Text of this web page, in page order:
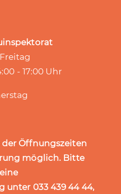
- 17:00 Uhr
der Öffnungszeiten
möglich. Bitte
unter 033 439 44 44,